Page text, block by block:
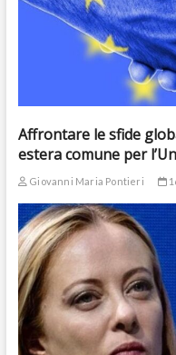
Affrontare le sfide
estera comune per
Giovanni Maria Pontieri